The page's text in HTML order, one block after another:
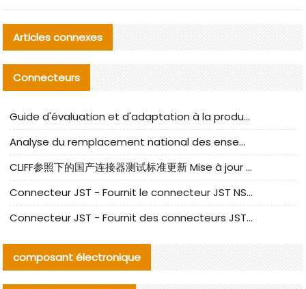
Articles connexes
Connecteurs
Guide d'évaluation et d'adaptation à la production des composants de câbles nationaux CNC Tech
Analyse du remplacement national des ensembles de câbles à fréquence élevée I-PEX
CLIFF参照下的国产连接器测试标准更新 Mise à jour des normes de test des connecteurs nationaux sous la référence CLIFF
Connecteur JST - Fournit le connecteur JST NSHR-02V-S original | Équivalent
Connecteur JST - Fournit des connecteurs JST GHR-09V-S authentiques et des produits de remplacement|
composant électronique